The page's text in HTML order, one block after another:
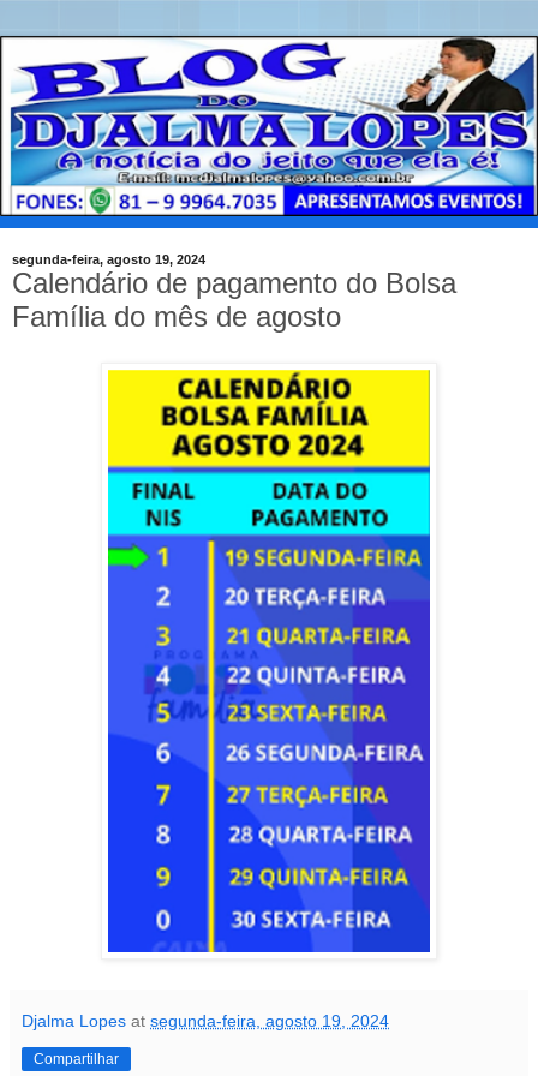
segunda-feira, agosto 19, 2024
Calendário de pagamento do Bolsa
Família do mês de agosto
Djalma Lopes at segunda-feira, agosto 19, 2024
Compartilhar